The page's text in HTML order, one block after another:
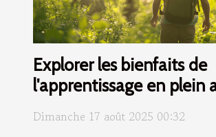
Explorer les bienfaits de
l'apprentissage en plein
Dimanche 17 août 2025 00:32